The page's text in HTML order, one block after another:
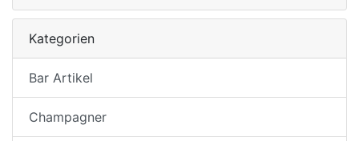
Kategorien
Bar Artikel
Champagner